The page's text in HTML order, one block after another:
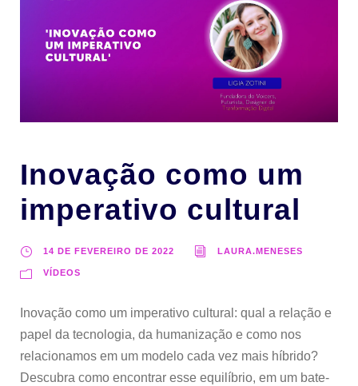
Inovação como um
imperativo cultural
14 DE FEVEREIRO DE 2022 LAURA.MENESES
VÍDEOS
Inovação como um imperativo cultural: qual a relação e
papel da tecnologia, da humanização e como nos
relacionamos em um modelo cada vez mais híbrido?
Descubra como encontrar esse equilíbrio, em um bate-